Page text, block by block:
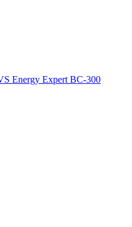
Energy Expert BC-300